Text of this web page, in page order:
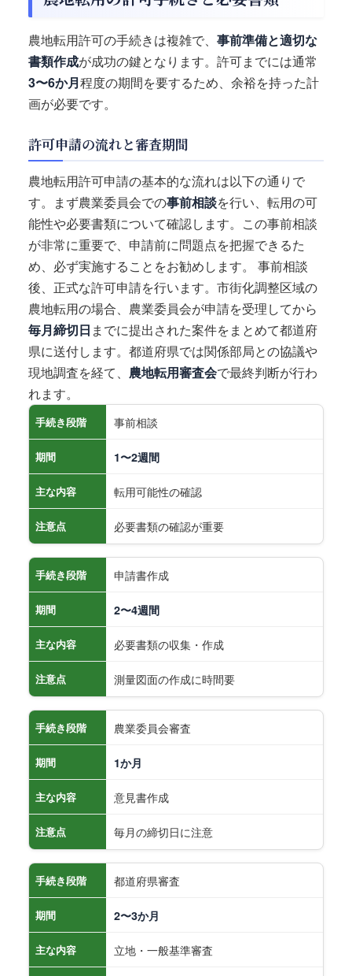
農地転用許可の手続きは複雑で、 事前準備と適切な
書類作成が成功の鍵となります。許可までには通常
3〜6か月程度の期間を要するため、余裕を持った計
画が必要です。
許可申請の流れと審査期間
農地転用許可申請の基本的な流れは以下の通りで
す。まず農業委員会での事前相談を行い、転用の可
能性や必要書類について確認します。この事前相談
が非常に重要で、申請前に問題点を把握できるた
め、必ず実施することをお勧めします。 事前相談
後、正式な許可申請を行います。市街化調整区域の
農地転用の場合、農業委員会が申請を受理してから
毎月締切日 までに提出された案件をまとめて都道府
県に送付します。都道府県では関係部局との協議や
現地調査を経て、 農地転用審査会で最終判断が行わ
れます。
手続き段階 事前相談
期間 1〜2週間
主な内容 転用可能性の確認
注意点 必要書類の確認が重要
手続き段階 申請書作成
期間 2〜4週間
主な内容 必要書類の収集・作成
注意点 測量図面の作成に時間要
手続き段階 農業委員会審査
期間 1か月
主な内容 意見書作成
注意点 毎月の締切日に注意
手続き段階 都道府県審査
期間 2〜3か月
主な内容 立地・一般基準審査